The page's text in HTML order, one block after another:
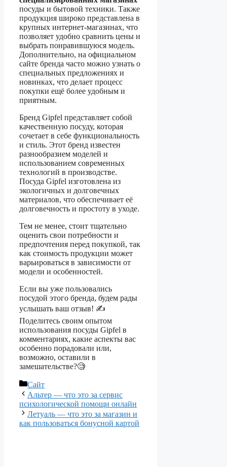
посуды и бытовой техники. Также
продукция широко представлена в
крупных интернет-магазинах, что
позволяет удобно сравнить цены и
выбрать понравившуюся модель.
Дополнительно, на официальном
сайте бренда часто можно узнать о
специальных предложениях и
новинках, что делает процесс
покупки ещё более удобным и
приятным.
Бренд Gipfel представляет собой
качественную посуду, которая
сочетает в себе функциональность
и стиль. Этот бренд известен
разнообразием моделей и
использованием современных
технологий в производстве.
Посуда Gipfel изготовлена из
экологичных и долговечных
материалов, что обеспечивает её
долговечность и простоту в уходе.
Тем не менее, стоит тщательно
оценить свои потребности и
предпочтения перед покупкой, так
как стоимость продукции может
варьироваться в зависимости от
модели и особенностей.
Если вы уже пользовались
посудой этого бренда, будем рады
услышать ваш отзыв! ✍️
Поделитесь своим опытом
использования посуды Gipfel в
комментариях, какие аспекты вас
особенно порадовали или,
возможно, оставили в
замешательстве?🧐
Рубрики
Сайт
Альтер — что это за сервис
психологической помощи онлайн
Летуаль — что это за магазин и
как пользоваться бонусной картой